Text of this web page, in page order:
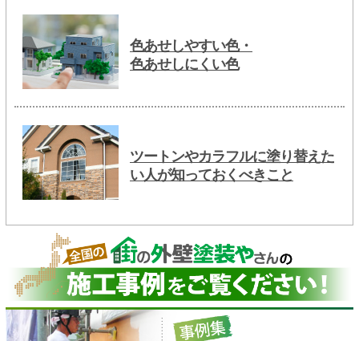
色あせしやすい色・
色あせしにくい色
ツートンやカラフルに塗り替えた
い人が知っておくべきこと